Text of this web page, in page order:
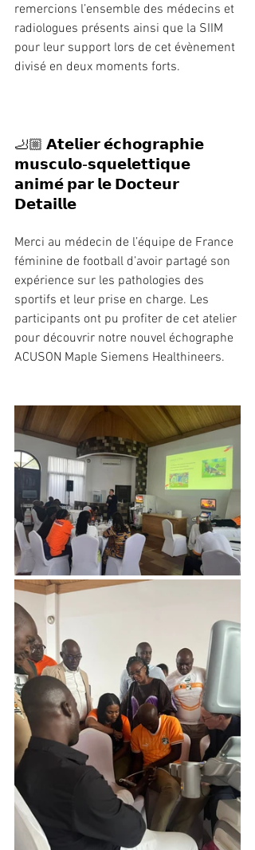
remercions l’ensemble des médecins et
radiologues présents ainsi que la SIIM
pour leur support lors de cet évènement
divisé en deux moments forts.
🦶🏼 𝗔𝘁𝗲𝗹𝗶𝗲𝗿 𝗲́𝗰𝗵𝗼𝗴𝗿𝗮𝗽𝗵𝗶𝗲
𝗺𝘂𝘀𝗰𝘂𝗹𝗼-𝘀𝗾𝘂𝗲𝗹𝗲𝘁𝘁𝗶𝗾𝘂𝗲
𝗮𝗻𝗶𝗺𝗲́ 𝗽𝗮𝗿 𝗹𝗲 𝗗𝗼𝗰𝘁𝗲𝘂𝗿
𝗗𝗲𝘁𝗮𝗶𝗹𝗹𝗲
Merci au médecin de l’équipe de France
féminine de football d’avoir partagé son
expérience sur les pathologies des
sportifs et leur prise en charge. Les
participants ont pu profiter de cet atelier
pour découvrir notre nouvel échographe
ACUSON Maple Siemens Healthineers.